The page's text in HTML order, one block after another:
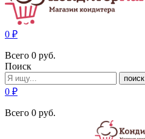
0 ₽
Всего 0 руб.
Поиск
поиск
0 ₽
Всего 0 руб.